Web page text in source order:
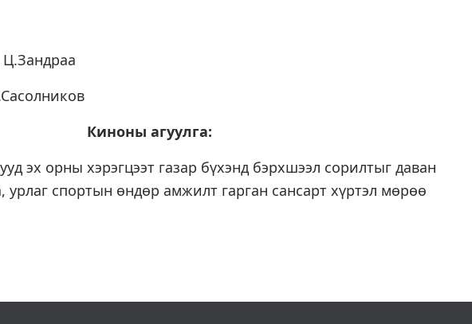
Киноны агуулга:
эх орны хэрэгцээт газар бүхэнд бэрхшээл сорилтыг даван
урлаг спортын өндөр амжилт гарган сансарт хүртэл мөрөө